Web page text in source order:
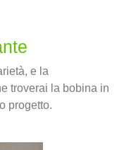
e la
troverai la bobina in
progetto.